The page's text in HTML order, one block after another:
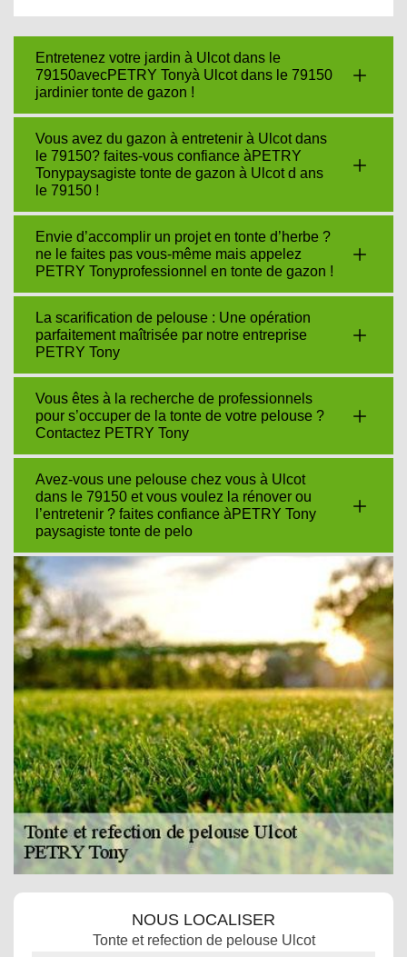
Entretenez votre jardin à Ulcot dans le
79150avecPETRY Tonyà Ulcot dans le 79150
jardinier tonte de gazon !
Vous avez du gazon à entretenir à Ulcot dans
le 79150? faites-vous confiance àPETRY
Tonypaysagiste tonte de gazon à Ulcot d ans
le 79150 !
Envie d’accomplir un projet en tonte d’herbe ?
ne le faites pas vous-même mais appelez
PETRY Tonyprofessionnel en tonte de gazon !
La scarification de pelouse : Une opération
parfaitement maîtrisée par notre entreprise
PETRY Tony
Vous êtes à la recherche de professionnels
pour s’occuper de la tonte de votre pelouse ?
Contactez PETRY Tony
Avez-vous une pelouse chez vous à Ulcot
dans le 79150 et vous voulez la rénover ou
l’entretenir ? faites confiance àPETRY Tony
paysagiste tonte de pelo
NOUS LOCALISER
Tonte et refection de pelouse Ulcot